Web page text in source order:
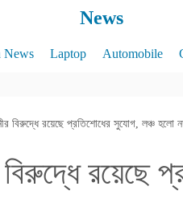
News
News Laptop Automobile
বিরুদ্ধে রয়েছে প্রতিশোধের সুযোগ, লঞ্চ হলো
রয়েছে